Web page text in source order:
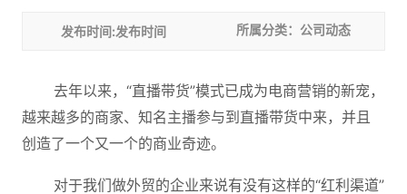
发布时间:发布时间 所属分类：公司动态
去年以来，“直播带货”模式已成为电商营销的新宠，
越来越多的商家、知名主播参与到直播带货中来，并且
创造了一个又一个的商业奇迹。
对于我们做外贸的企业来说有没有这样的“红利渠道”